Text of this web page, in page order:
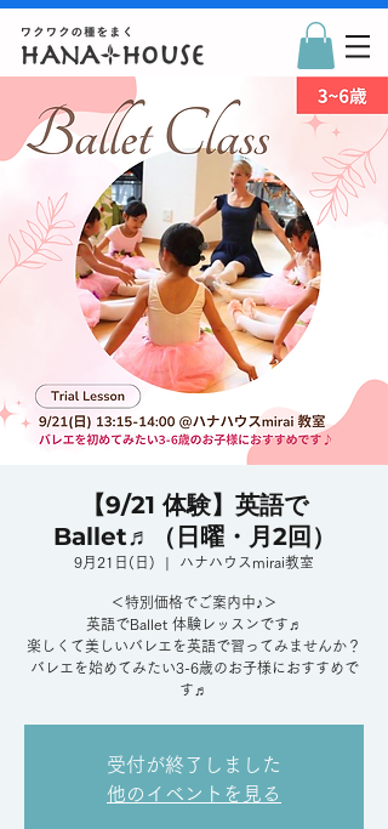
【9/21 体験】英語で
Ballet♬（日曜・月2回）
9月21日(日)
  |
ハナハウスmirai教室
＜特別価格でご案内中♪＞
英語でBallet 体験レッスンです♬
楽しくて美しいバレエを英語で習ってみませんか？
バレエを始めてみたい3-6歳のお子様におすすめで
す♬
受付が終了しました
他のイベントを見る